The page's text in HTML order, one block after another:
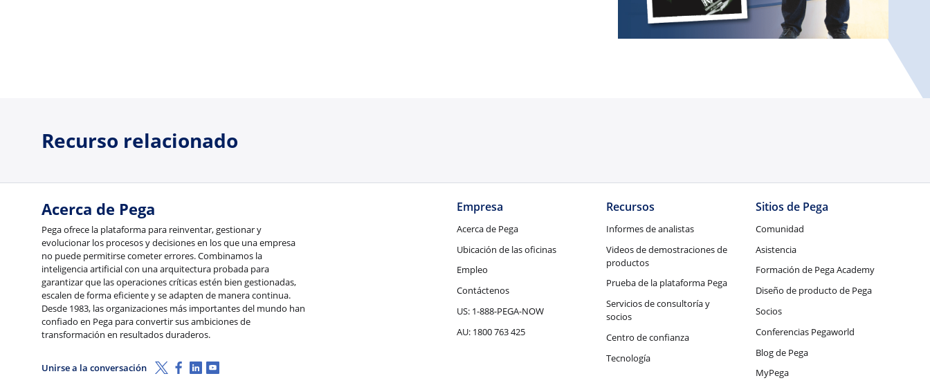
Recurso relacionado
Acerca de Pega
Pega ofrece la plataforma para reinventar, gestionar y
evolucionar los procesos y decisiones en los que una empresa
no puede permitirse cometer errores. Combinamos la
inteligencia artificial con una arquitectura probada para
garantizar que las operaciones críticas estén bien gestionadas,
escalen de forma eficiente y se adapten de manera continua.
Desde 1983, las organizaciones más importantes del mundo han
confiado en Pega para convertir sus ambiciones de
transformación en resultados duraderos.
Unirse a la conversación X (Twitter)
Facebook
LinkedIn
Youtube
Empresa
Acerca de Pega
Ubicación de las oficinas
Empleo
Contáctenos
US: 1-888-PEGA-NOW
AU: 1800 763 425
Recursos
Informes de analistas
Videos de demostraciones de
productos
Prueba de la plataforma Pega
Servicios de consultoría y
socios
Centro de confianza
Tecnología
Sitios de Pega
Comunidad
Asistencia
Formación de Pega Academy
Diseño de producto de Pega
Socios
Conferencias Pegaworld
Blog de Pega
MyPega